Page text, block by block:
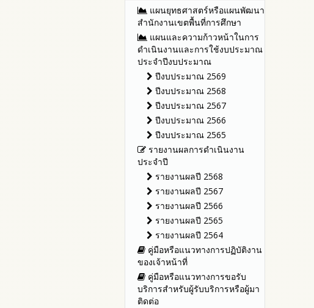
ข้อมูลผู้บริหาร
ข้อมูลการติดต่อและ ช่อง
ทางการสอบถาม
ระเบียบ / กฎหมายที่เกี่ยวข้อง
นโยบายคุ้มครองข้อมูลส่วน
บุคคล
ข่าวประชาสัมพันธ์
ข่าวสารพัฒนาสำนักงาน
เกี่ยวข้องกับแนวทางส่งเสริมความ
โปร่งใส
แผนยุทธศาสตร์หรือแผนพัฒนา
สำนักงานเขตพื้นที่การศึกษา
แผนและความก้าวหน้าในการ
ดำเนินงานและการใช้งบประมาณ
ประจำปีงบประมาณ
ปีงบประมาณ 2569
ปีงบประมาณ 2568
ปีงบประมาณ 2567
ปีงบประมาณ 2566
ปีงบประมาณ 2565
รายงานผลการดำเนินงาน
ประจำปี
รายงานผลปี 2568
รายงานผลปี 2567
รายงานผลปี 2566
รายงานผลปี 2565
รายงานผลปี 2564
คู่มือหรือแนวทางการปฏิบัติงาน
ของเจ้าหน้าที่
คู่มือหรือแนวทางการขอรับ
บริการสำหรับผู้รับบริการหรือผู้มา
ติดต่อ